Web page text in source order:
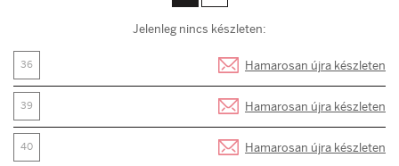
Jelenleg nincs készleten:
36 Hamarosan újra készleten
39 Hamarosan újra készleten
40 Hamarosan újra készleten